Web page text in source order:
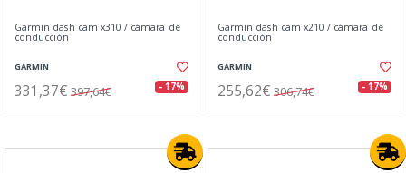
Garmin dash cam x310 / cámara de
conducción
GARMIN
331,37€ 397,64€ - 17%
Garmin dash cam x210 / cámara de
conducción
GARMIN
255,62€ 306,74€ - 17%